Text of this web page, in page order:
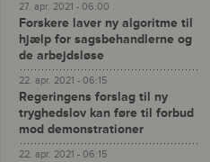
27. apr. 2021 - 06:00
Forskere laver ny algoritme til
hjælp for sagsbehandlerne og
de arbejdsløse
22. apr. 2021 - 06:15
Regeringens forslag til ny
tryghedslov kan føre til forbud
mod demonstrationer
22. apr. 2021 - 06:15